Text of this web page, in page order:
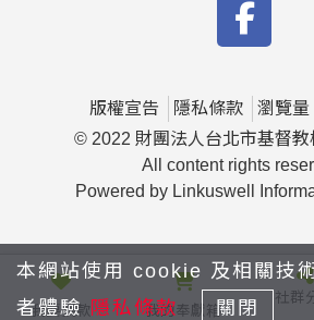
版權宣告 隱私條款
瀏覽量
© 2022 財團法人台北市基督教
All content rights
Powered by Linkuswell
我要捐款 我的奉獻箱
社群
本網站使用 cookie 及相關技
者體驗 隱私條款 關閉